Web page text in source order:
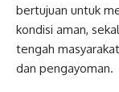
bertujuan untuk
kondisi aman,
tengah
dan pengayoman.